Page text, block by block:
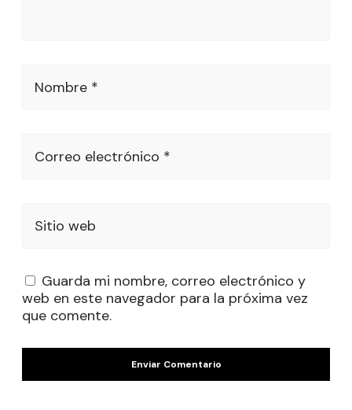
Nombre *
Correo electrónico *
Sitio web
Guarda mi nombre, correo electrónico y
web en este navegador para la próxima vez
que comente.